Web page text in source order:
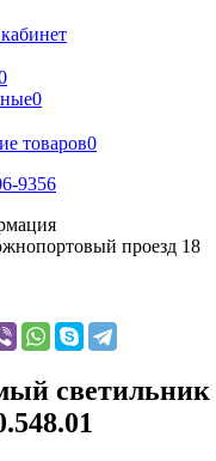
0
товаров0
9356
проезд 18
светильник